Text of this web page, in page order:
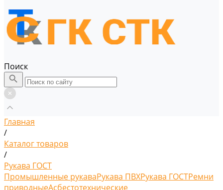
Поиск
Главная
/
Каталог товаров
/
Рукава ГОСТ
Промышленные рукаваРукава ПВХРукава ГОСТРемни
приводныеАсбестотехнические